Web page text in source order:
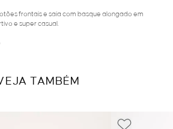
frontais e saia com basque alongado em
e super casual.
TAMBÉM